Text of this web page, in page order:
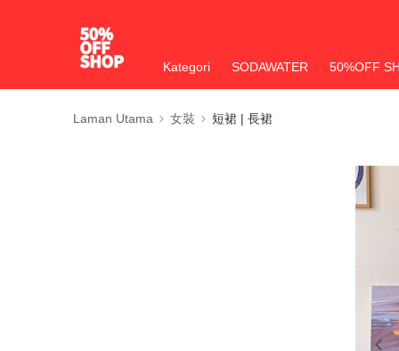
Kategori SODAWATER 50%OFF
Laman Utama 女裝 短裙 | 長裙